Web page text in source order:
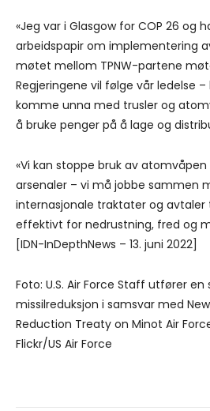
«Jeg var i Glasgow for COP 26 og
arbeidspapir om implementering
møtet mellom TPNW-partene
Regjeringene vil følge vår ledelse –
komme unna med trusler og
å bruke penger på å lage og
«Vi kan stoppe bruk av
arsenaler – vi må jobbe sammen
internasjonale traktater og
effektivt for nedrustning, fred og
[IDN-InDepthNews – 13. juni 2022]
Foto: U.S. Air Force Staff utfører en
missilreduksjon i samsvar med
Reduction Treaty on Minot Air Force
Flickr/US Air Force